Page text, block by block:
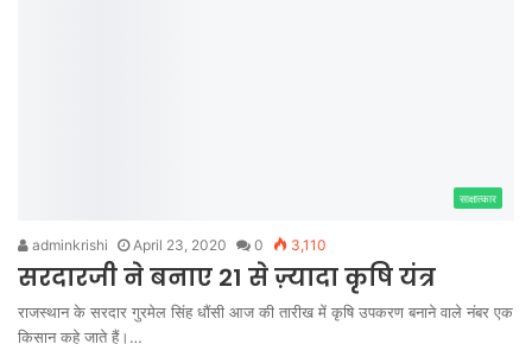
साक्षात्कार
adminkrishi April 23, 2020 0 3,110
सरदारजी ने बनाए 21 से ज़्यादा कृषि यंत्र
राजस्थान के सरदार गुरमेल सिंह धौंसी आज की तारीख में कृषि उपकरण बनाने वाले नंबर एक
किसान कहे जाते हैं।…